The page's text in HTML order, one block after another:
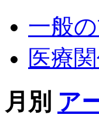
一般
医療
月別 ア